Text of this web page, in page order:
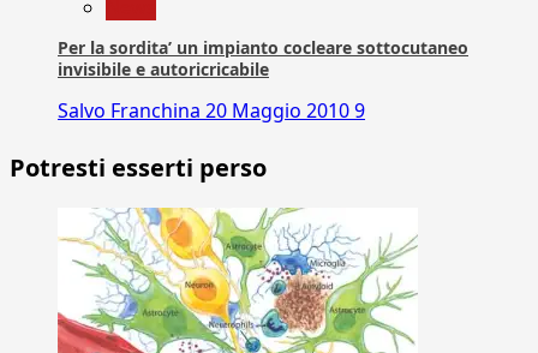
Per la sordita’ un impianto cocleare sottocutaneo
invisibile e autoricricabile
Salvo Franchina 20 Maggio 20109
Potresti esserti perso